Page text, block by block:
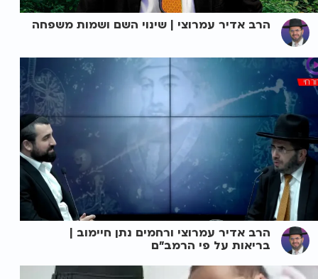
הרב אדיר עמרוצי | שינוי השם ושמות משפחה
הרב אדיר עמרוצי ורחמים נתן חיימוב |
בריאות על פי הרמב"ם